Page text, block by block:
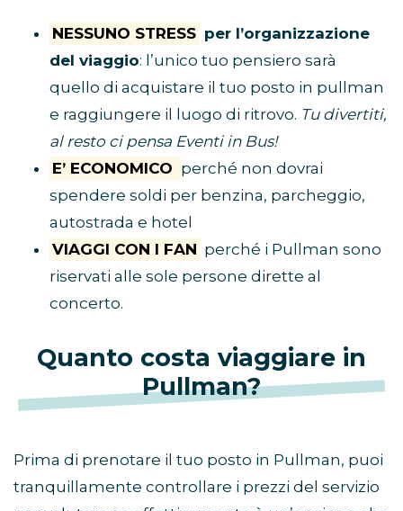
NESSUNO STRESS per l’organizzazione
del viaggio: l’unico tuo pensiero sarà
quello di acquistare il tuo posto in pullman
e raggiungere il luogo di ritrovo. Tu divertiti,
al resto ci pensa Eventi in Bus!
E’ ECONOMICO perché non dovrai
spendere soldi per benzina, parcheggio,
autostrada e hotel
VIAGGI CON I FAN perché i Pullman sono
riservati alle sole persone dirette al
concerto.
Quanto costa viaggiare in
Pullman?
Prima di prenotare il tuo posto in Pullman, puoi
tranquillamente controllare i prezzi del servizio